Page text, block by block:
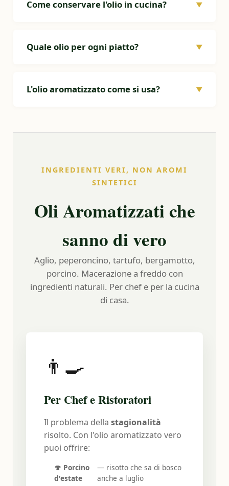
Come conservare l'olio in cucina? ▼
Quale olio per ogni piatto? ▼
L'olio aromatizzato come si usa? ▼
INGREDIENTI VERI, NON AROMI
SINTETICI
Oli Aromatizzati che
sanno di vero
Aglio, peperoncino, tartufo, bergamotto,
porcino. Macerazione a freddo con
ingredienti naturali. Per chef e per la cucina
di casa.
👨‍🍳
Per Chef e Ristoratori
Il problema dellastagionalità
risolto. Con l'olio aromatizzato vero
puoi offrire:
🍄 Porcino
d'estate
— risotto che sa di bosco
anche a luglio